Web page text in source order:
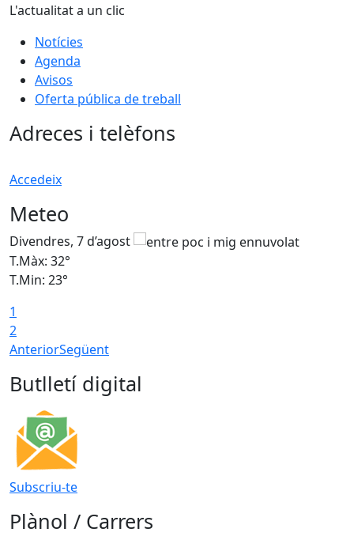
L'actualitat a un clic
Notícies
Agenda
Avisos
Oferta pública de treball
Adreces i telèfons
Accedeix
Meteo
Divendres, 7 d’agost
T.Màx: 32°
T.Min: 23°
1
2
AnteriorSegüent
Butlletí digital
Subscriu-te
Plànol / Carrers